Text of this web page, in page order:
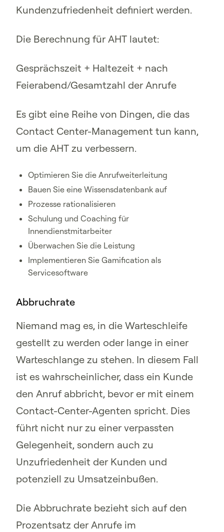
Kundenzufriedenheit definiert werden.
Die Berechnung für AHT lautet:
Gesprächszeit + Haltezeit + nach
Feierabend/Gesamtzahl der Anrufe
Es gibt eine Reihe von Dingen, die das
Contact Center-Management tun kann,
um die AHT zu verbessern.
Optimieren Sie die Anrufweiterleitung
Bauen Sie eine Wissensdatenbank auf
Prozesse rationalisieren
Schulung und Coaching für
Innendienstmitarbeiter
Überwachen Sie die Leistung
Implementieren Sie Gamification als
Servicesoftware
Abbruchrate
Niemand mag es, in die Warteschleife
gestellt zu werden oder lange in einer
Warteschlange zu stehen. In diesem Fall
ist es wahrscheinlicher, dass ein Kunde
den Anruf abbricht, bevor er mit einem
Contact-Center-Agenten spricht. Dies
führt nicht nur zu einer verpassten
Gelegenheit, sondern auch zu
Unzufriedenheit der Kunden und
potenziell zu Umsatzeinbußen.
Die Abbruchrate bezieht sich auf den
Prozentsatz der Anrufe im